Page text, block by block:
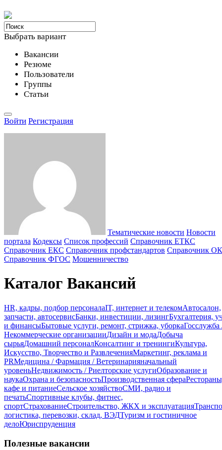
Выбрать вариант
Вакансии
Резюме
Пользователи
Группы
Статьи
Войти Регистрация
Тематические новости Новости
портала Кодексы Cписок профессий Справочник ЕТКС
Справочник ЕКС Справочник профстандартов Справочник
Справочник ФГОС Мошенничество
Каталог Вакансий
HR, кадры, подбор персоналаIT, интернет и телекомАвтосалон,
запчасти, автосервисБанки, инвестиции, лизингБухгалтерия,
и финансыБытовые услуги, ремонт, стрижка, уборкаГосслужба
Некоммерческие организацииДизайн и модаДобыча
сырьяДомашний персоналКонсалтинг и тренингиКультура,
Искусство, Творчество и РазвлеченияМаркетинг, реклама и
PRМедицина / Фармация / Ветеринарияначальный
уровеньНедвижимость / Риелторские услугиОбразование и
наукаОхрана и безопасностьПроизводственная сфера
кафе и питаниеСельское хозяйствоСМИ, радио и
печатьСпортивные клубы, фитнес,
спортСтрахованиеСтроительство, ЖКХ и эксплуатация
логистика, перевозки, склад, ВЭДТуризм и гостиничное
делоЮриспруденция
Полезные вакансии